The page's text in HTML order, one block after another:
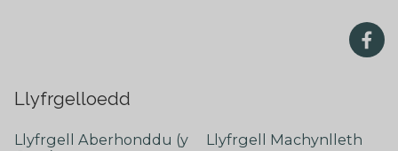
Llyfrgelloedd
Llyfrgell Aberhonddu (y
Llyfrgell Machynlleth